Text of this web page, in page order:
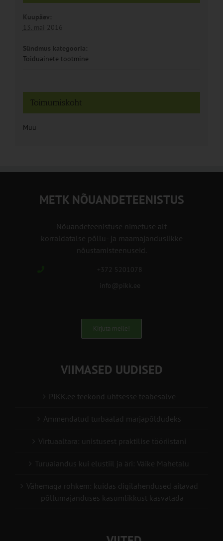
Kuupäev:
13. mai 2016
Sündmus kategooria:
Toiduainete tootmine
Toimumiskoht
Muu
METK NÕUANDETEENISTUS
Nõuandeteenistuse nimetuse alt
korraldatalse põllu- ja maamajanduslikke
nõustamisteenuseid.
+372 5201078
info@pikk.ee
Kirjuta meile!
VIIMASED UUDISED
PIKK.ee teekond ühtsesse teabesalve
Ammendatud turbaalad marjapõldudeks
Virtuaaltara: unistusest praktilise tööriistani
Turuaiandus kui elustiil ja äri: Väike Mahetalu
Vähemaga rohkem: kuidas digilahendused aitavad
põllumajanduses kasumlikkust kasvatada